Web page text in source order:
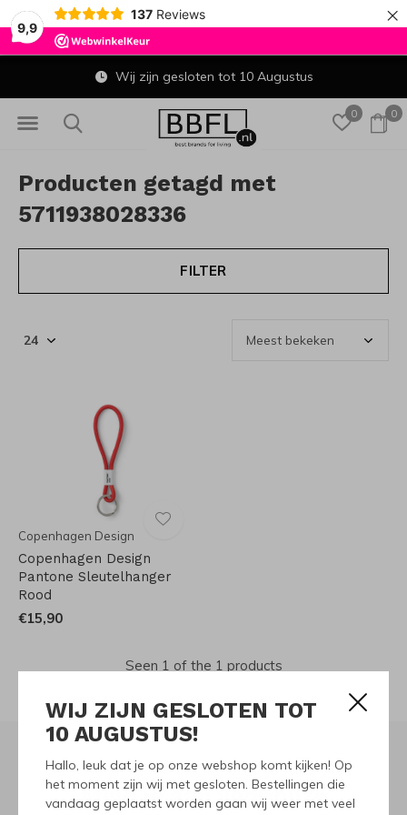
9,9
137 Reviews ×
WIJ ZIJN GESLOTEN TOT
10 AUGUSTUS!
Hallo, leuk dat je op onze webshop komt kijken! Op
het moment zijn wij met gesloten. Bestellingen die
vandaag geplaatst worden gaan wij weer met veel
0 0
Wij zijn gesloten tot 10 Augustus
Producten getagd met
5711938028336
FILTER
Copenhagen Design
Copenhagen Design
Pantone Sleutelhanger
Rood
€15,90
Seen 1 of the 1 products
Meld je aan voor onze